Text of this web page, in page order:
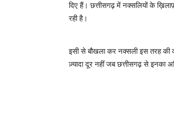
दिए हैं। छत्तीसगढ़ में नक्सलियों के
रही है।
इसी से बौखला कर नक्सली इस तरह की
ज़्यादा दूर नहीं जब छत्तीसगढ़ से इनका